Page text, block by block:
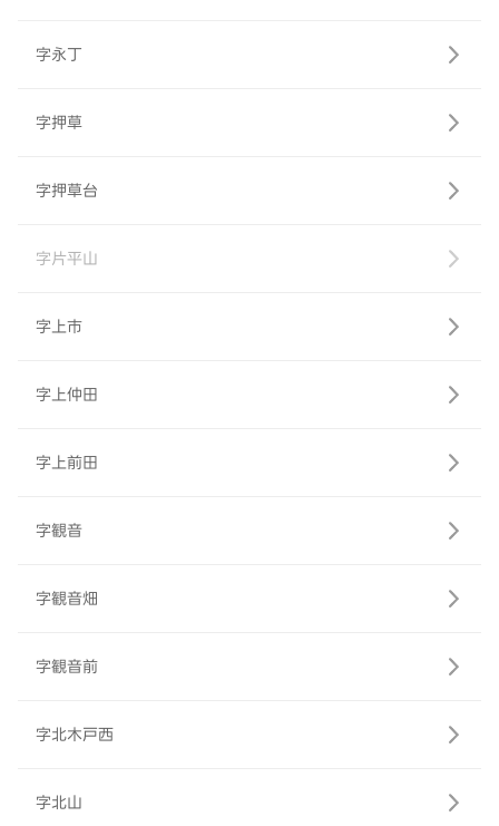
字永丁
字押草
字押草台
字片平山
字上市
字上仲田
字上前田
字観音
字観音畑
字観音前
字北木戸西
字北山